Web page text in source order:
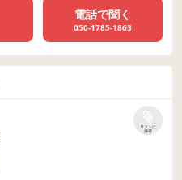
電話で聞く
050-1785-1863
リストに
保存